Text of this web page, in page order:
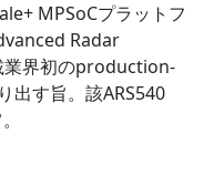
MPSoCプラットフ
Radar
業界初のproduction-
す旨。該ARS540